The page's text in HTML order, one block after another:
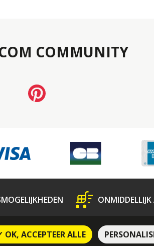
COMMUNITY
VOORWAARDEN
Sitemap
OK, ACCEPTEER ALLE